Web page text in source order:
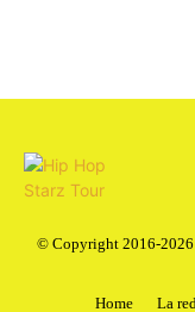
© Copyright 2016-2026
Home
La